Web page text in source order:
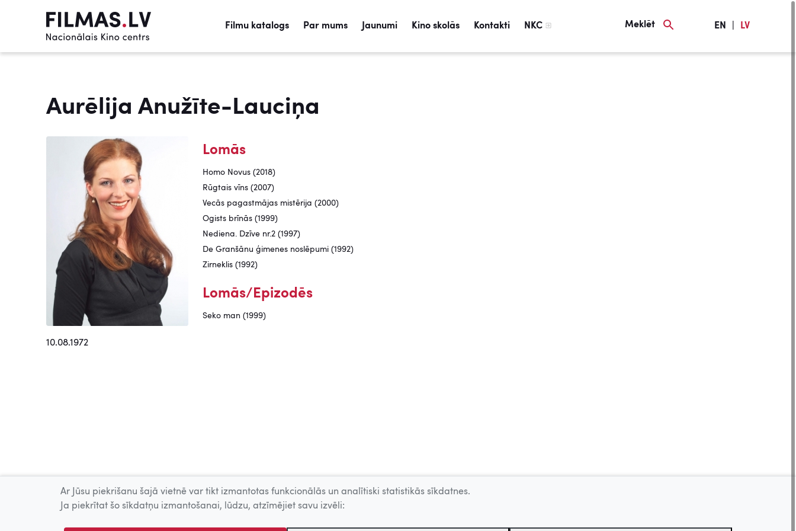
Filmu katalogs Par mums Jaunumi Kino skolās Kontakti NKC Meklēt EN LV
Aurēlija Anužīte-Lauciņa
10.08.1972
Lomās
Homo Novus (2018)
Rūgtais vīns (2007)
Vecās pagastmājas mistērija (2000)
Ogists brīnās (1999)
Nediena. Dzīve nr.2 (1997)
De Granšānu ģimenes noslēpumi (1992)
Zirneklis (1992)
Lomās/Epizodēs
Seko man (1999)
Ar Jūsu piekrišanu šajā vietnē var tikt izmantotas funkcionālās un analītiski statistikās sīkdatnes.
Ja piekrītat šo sīkdatņu izmantošanai, lūdzu, atzīmējiet savu izvēli: